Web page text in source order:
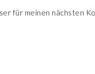
für meinen nächsten